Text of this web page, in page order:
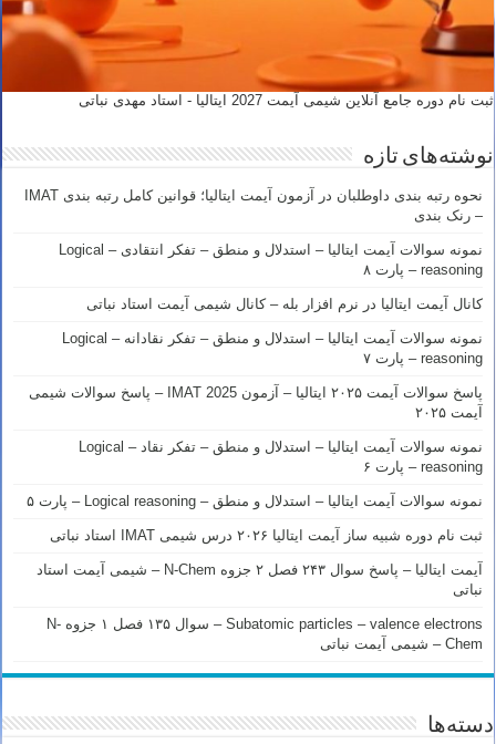
ثبت نام دوره جامع آنلاین شیمی آیمت 2027 ایتالیا - استاد مهدی نباتی
نوشته‌های تازه
نحوه رتبه بندی داوطلبان در آزمون آیمت ایتالیا؛ قوانین کامل رتبه بندی IMAT
– رنک بندی
نمونه سوالات آیمت ایتالیا – استدلال و منطق – تفکر انتقادی – Logical
reasoning – پارت ۸
کانال آیمت ایتالیا در نرم افزار بله – کانال شیمی آیمت استاد نباتی
نمونه سوالات آیمت ایتالیا – استدلال و منطق – تفکر نقادانه – Logical
reasoning – پارت ۷
پاسخ سوالات آیمت ۲۰۲۵ ایتالیا – آزمون IMAT 2025 – پاسخ سوالات شیمی
آیمت ۲۰۲۵
نمونه سوالات آیمت ایتالیا – استدلال و منطق – تفکر نقاد – Logical
reasoning – پارت ۶
نمونه سوالات آیمت ایتالیا – استدلال و منطق – Logical reasoning – پارت ۵
ثبت نام دوره شبیه ساز آیمت ایتالیا ۲۰۲۶ درس شیمی IMAT استاد نباتی
آیمت ایتالیا – پاسخ سوال ۲۴۳ فصل ۲ جزوه N-Chem – شیمی آیمت استاد
نباتی
Subatomic particles – valence electrons – سوال ۱۳۵ فصل ۱ جزوه N-
Chem – شیمی آیمت نباتی
دسته‌ها